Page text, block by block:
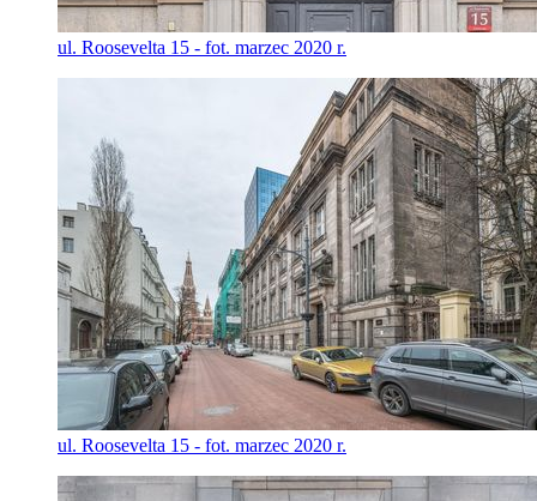
ul. Roosevelta 15 - fot. marzec 2020 r.
ul. Roosevelta 15 - fot. marzec 2020 r.